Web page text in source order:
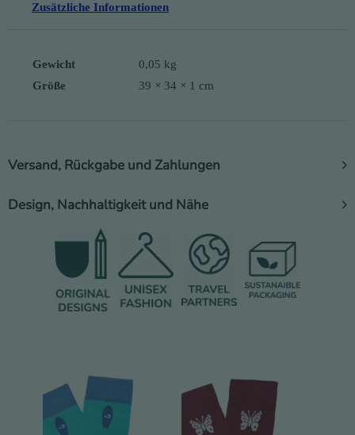
Zusätzliche Informationen
Gewicht
0,05 kg
Größe
39 × 34 × 1 cm
Versand, Rückgabe und Zahlungen
Design, Nachhaltigkeit und Nähe